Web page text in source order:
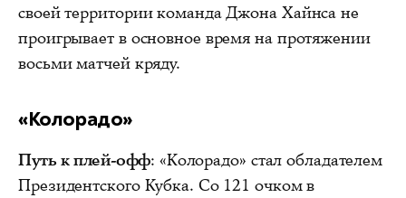
своей территории команда Джона Хайнса не
проигрывает в основное время на протяжении
восьми матчей кряду.
«Колорадо»
Путь к плей-офф: «Колорадо» стал обладателем
Президентского Кубка. Со 121 очком в